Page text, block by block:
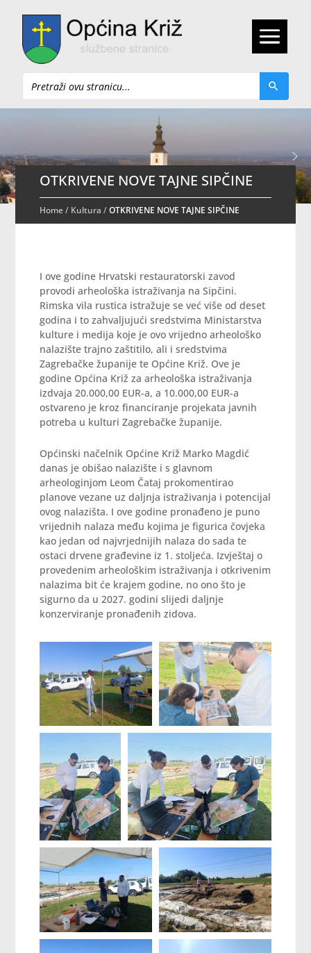
Pretraži
OTKRIVENE NOVE TAJNE SIPČINE
Home/ Kultura /OTKRIVENE NOVE TAJNE SIPČINE
I ove godine Hrvatski restauratorski zavod
provodi arheološka istraživanja na Sipčini.
Rimska vila rustica istražuje se već više od deset
godina i to zahvaljujući sredstvima Ministarstva
kulture i medija koje je ovo vrijedno arheološko
nalazište trajno zaštitilo, ali i sredstvima
Zagrebačke županije te Općine Križ. Ove je
godine Općina Križ za arheološka istraživanja
izdvaja 20.000,00 EUR-a, a 10.000,00 EUR-a
ostvareno je kroz financiranje projekata javnih
potreba u kulturi Zagrebačke županije.
Općinski načelnik Općine Križ Marko Magdić
danas je obišao nalazište i s glavnom
arheologinjom Leom Čataj prokomentirao
planove vezane uz daljnja istraživanja i potencijal
ovog nalazišta. I ove godine pronađeno je puno
vrijednih nalaza među kojima je figurica čovjeka
kao jedan od najvrjednijih nalaza do sada te
ostaci drvene građevine iz 1. stoljeća. Izvještaj o
provedenim arheološkim istraživanja i otkrivenim
nalazima bit će krajem godine, no ono što je
sigurno da u 2027. godini slijedi daljnje
konzerviranje pronađenih zidova.